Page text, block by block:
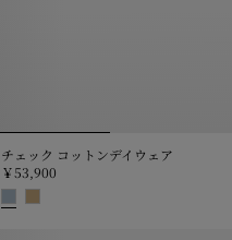
￥36,300
チェック コットンデイウェア
￥53,900